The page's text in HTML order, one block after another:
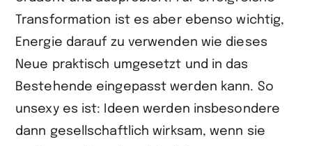
Transformation ist es aber ebenso wichtig,
Energie darauf zu verwenden wie dieses
Neue praktisch umgesetzt und in das
Bestehende eingepasst werden kann. So
unsexy es ist: Ideen werden insbesondere
dann gesellschaftlich wirksam, wenn sie